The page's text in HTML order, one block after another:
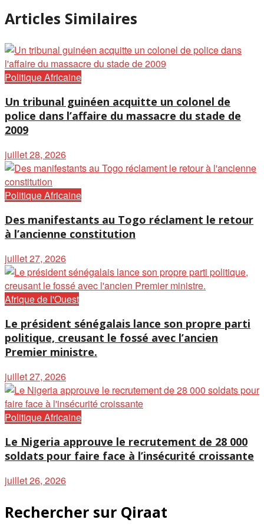
Articles Similaires
Politique Africaine
Un tribunal guinéen acquitte un colonel de
police dans l’affaire du massacre du stade de
2009
juillet 28, 2026
Politique Africaine
Des manifestants au Togo réclament le retour
à l’ancienne constitution
juillet 27, 2026
Afrique de l'Ouest
Le président sénégalais lance son propre parti
politique, creusant le fossé avec l’ancien
Premier ministre.
juillet 27, 2026
Politique Africaine
Le Nigeria approuve le recrutement de 28 000
soldats pour faire face à l’insécurité croissante
juillet 26, 2026
Rechercher sur Qiraat